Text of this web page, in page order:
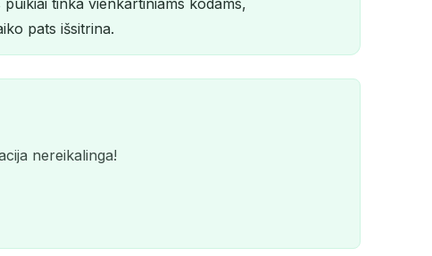
tinka vienkartiniams kodams,
pats išsitrina.
nereikalinga!